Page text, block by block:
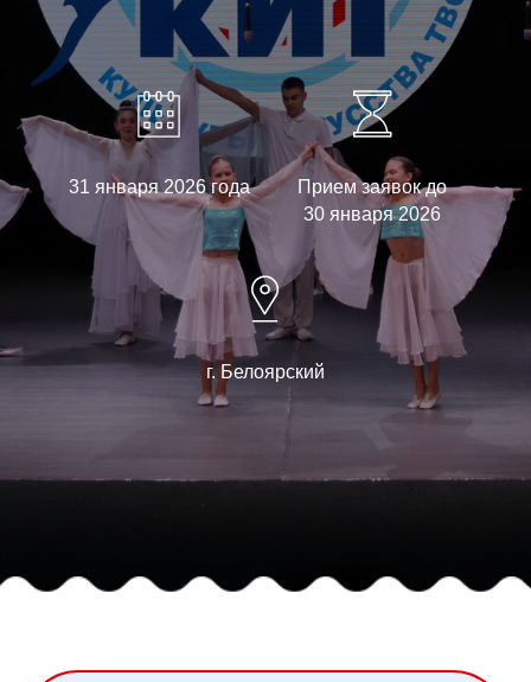
31 января 2026 года
Прием заявок до
30 января 2026
г. Белоярский